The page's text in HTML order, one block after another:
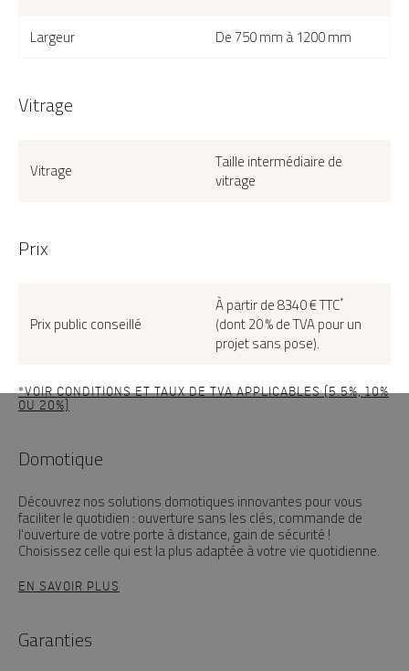
Largeur
De 750 mm à 1200 mm
Vitrage
Vitrage Taille intermédiaire de
vitrage
Prix
Prix public conseillé
À partir de 8340 € TTC*
(dont 20 % de TVA pour un
projet sans pose).
*VOIR CONDITIONS ET TAUX DE TVA APPLICABLES (5.5%, 10%
OU 20%)
Domotique
Découvrez nos solutions domotiques innovantes pour vous
faciliter le quotidien : ouverture sans les clés, commande de
l'ouverture de votre porte à distance, gain de sécurité !
Choisissez celle qui est la plus adaptée à votre vie quotidienne.
EN SAVOIR PLUS
Garanties